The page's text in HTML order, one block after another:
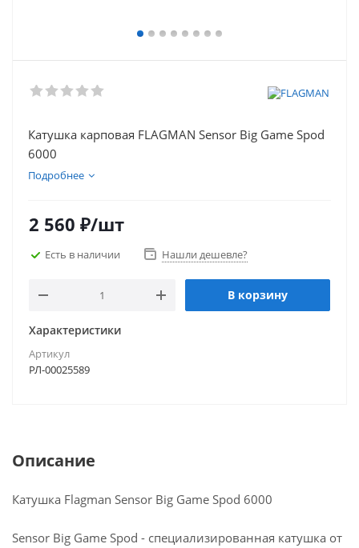
Катушкa карповая FLAGMAN Sensor Big Game Spod
6000
Подробнее
2 560 ₽/шт
Есть в наличии Нашли дешевле?
В корзину
Характеристики
Артикул
РЛ-00025589
Описание
Катушка Flagman Sensor Big Game Spod 6000
Sensor Big Game Spod - специализированная катушка от